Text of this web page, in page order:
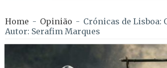
Home - Opinião - Crónicas de Lisboa:
Autor: Serafim Marques